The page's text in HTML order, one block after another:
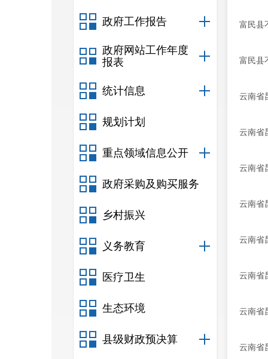
政府工作报告
政府网站工作年度
报表
统计信息
规划计划
重点领域信息公开
政府采购及购买服务
乡村振兴
义务教育
医疗卫生
生态环境
县级财政预决算
富民县
富民县
云南省
云南省
云南省
云南省
云南省
云南省
云南省
云南省